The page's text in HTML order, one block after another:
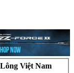
Việt Nam